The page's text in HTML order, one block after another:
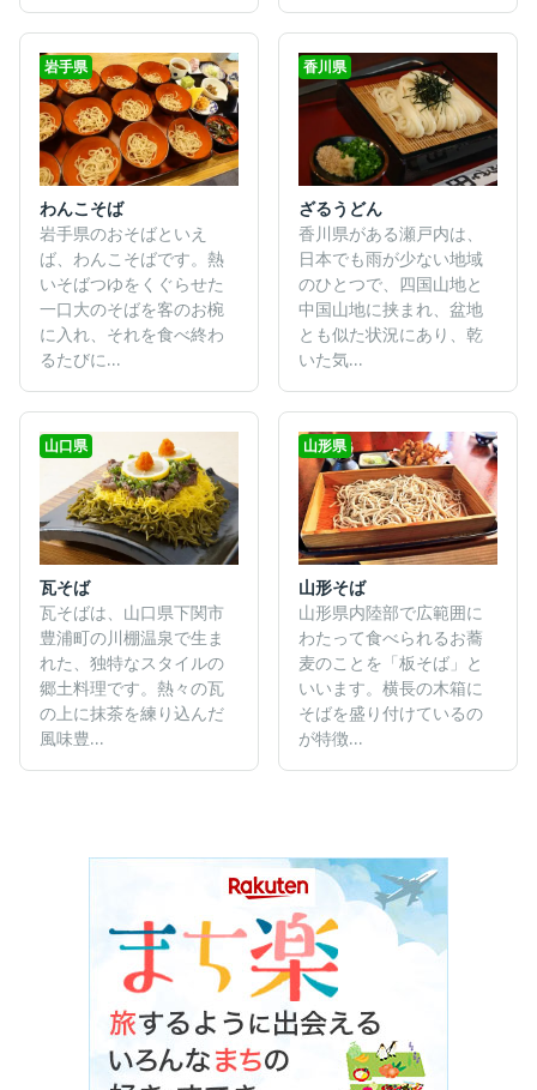
岩手県
わんこそば
岩手県のおそばといえ
ば、わんこそばです。熱
いそばつゆをくぐらせた
一口大のそばを客のお椀
に入れ、それを食べ終わ
るたびに...
香川県
ざるうどん
香川県がある瀬戸内は、
日本でも雨が少ない地域
のひとつで、四国山地と
中国山地に挟まれ、盆地
とも似た状況にあり、乾
いた気...
山口県
瓦そば
瓦そばは、山口県下関市
豊浦町の川棚温泉で生ま
れた、独特なスタイルの
郷土料理です。熱々の瓦
の上に抹茶を練り込んだ
風味豊...
山形県
山形そば
山形県内陸部で広範囲に
わたって食べられるお蕎
麦のことを「板そば」と
いいます。横長の木箱に
そばを盛り付けているの
が特徴...